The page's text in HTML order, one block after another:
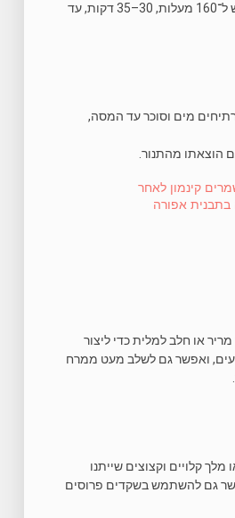
אופים בתנור שחומם מראש ל־160 מעלות, 30–35 דקות, עד
מים וסוכר עד המסה,
הוצאתו מהתנור.
מריר או חלב למלית כדי ליצור
ואפשר גם לשלב מעט ממרח
קלויים וקצוצים שייתנו
גם להשתמש בשקדים פרוסים